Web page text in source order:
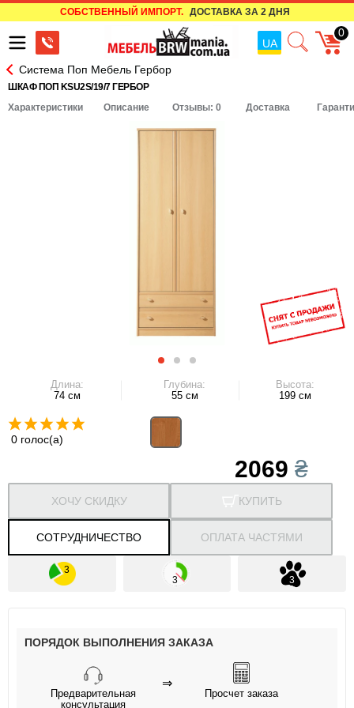
СОБСТВЕННЫЙ ИМПОРТ. ДОСТАВКА ЗА 2 ДНЯ
UA
0
Система Поп Мебель Гербор
ШКАФ ПОП KSU2S/19/7 ГЕРБОР
Характеристики
Описание Отзывы: 0 Доставка
Длина:
74 см
Глубина:
55 см
Высота:
199 см
0 голос(а)
2069₴
КУПИТЬ
СОТРУДНИЧЕСТВО
ХОЧУ СКИДКУ
ОПЛАТА ЧАСТЯМИ
ПОРЯДОК ВЫПОЛНЕНИЯ ЗАКАЗА
Предварительная
консультация
⇒
Просчет заказа